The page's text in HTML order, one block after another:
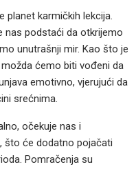
planet karmičkih lekcija.
nas podstaći da otkrijemo
unutrašnji mir. Kao što je
ćemo biti vođeni da
emotivno, vjerujući da
srećnima.
očekuje nas i
što će dodatno pojačati
Pomračenja su